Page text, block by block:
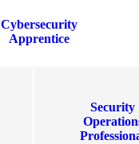
Cybersecurity
Apprentice
Security